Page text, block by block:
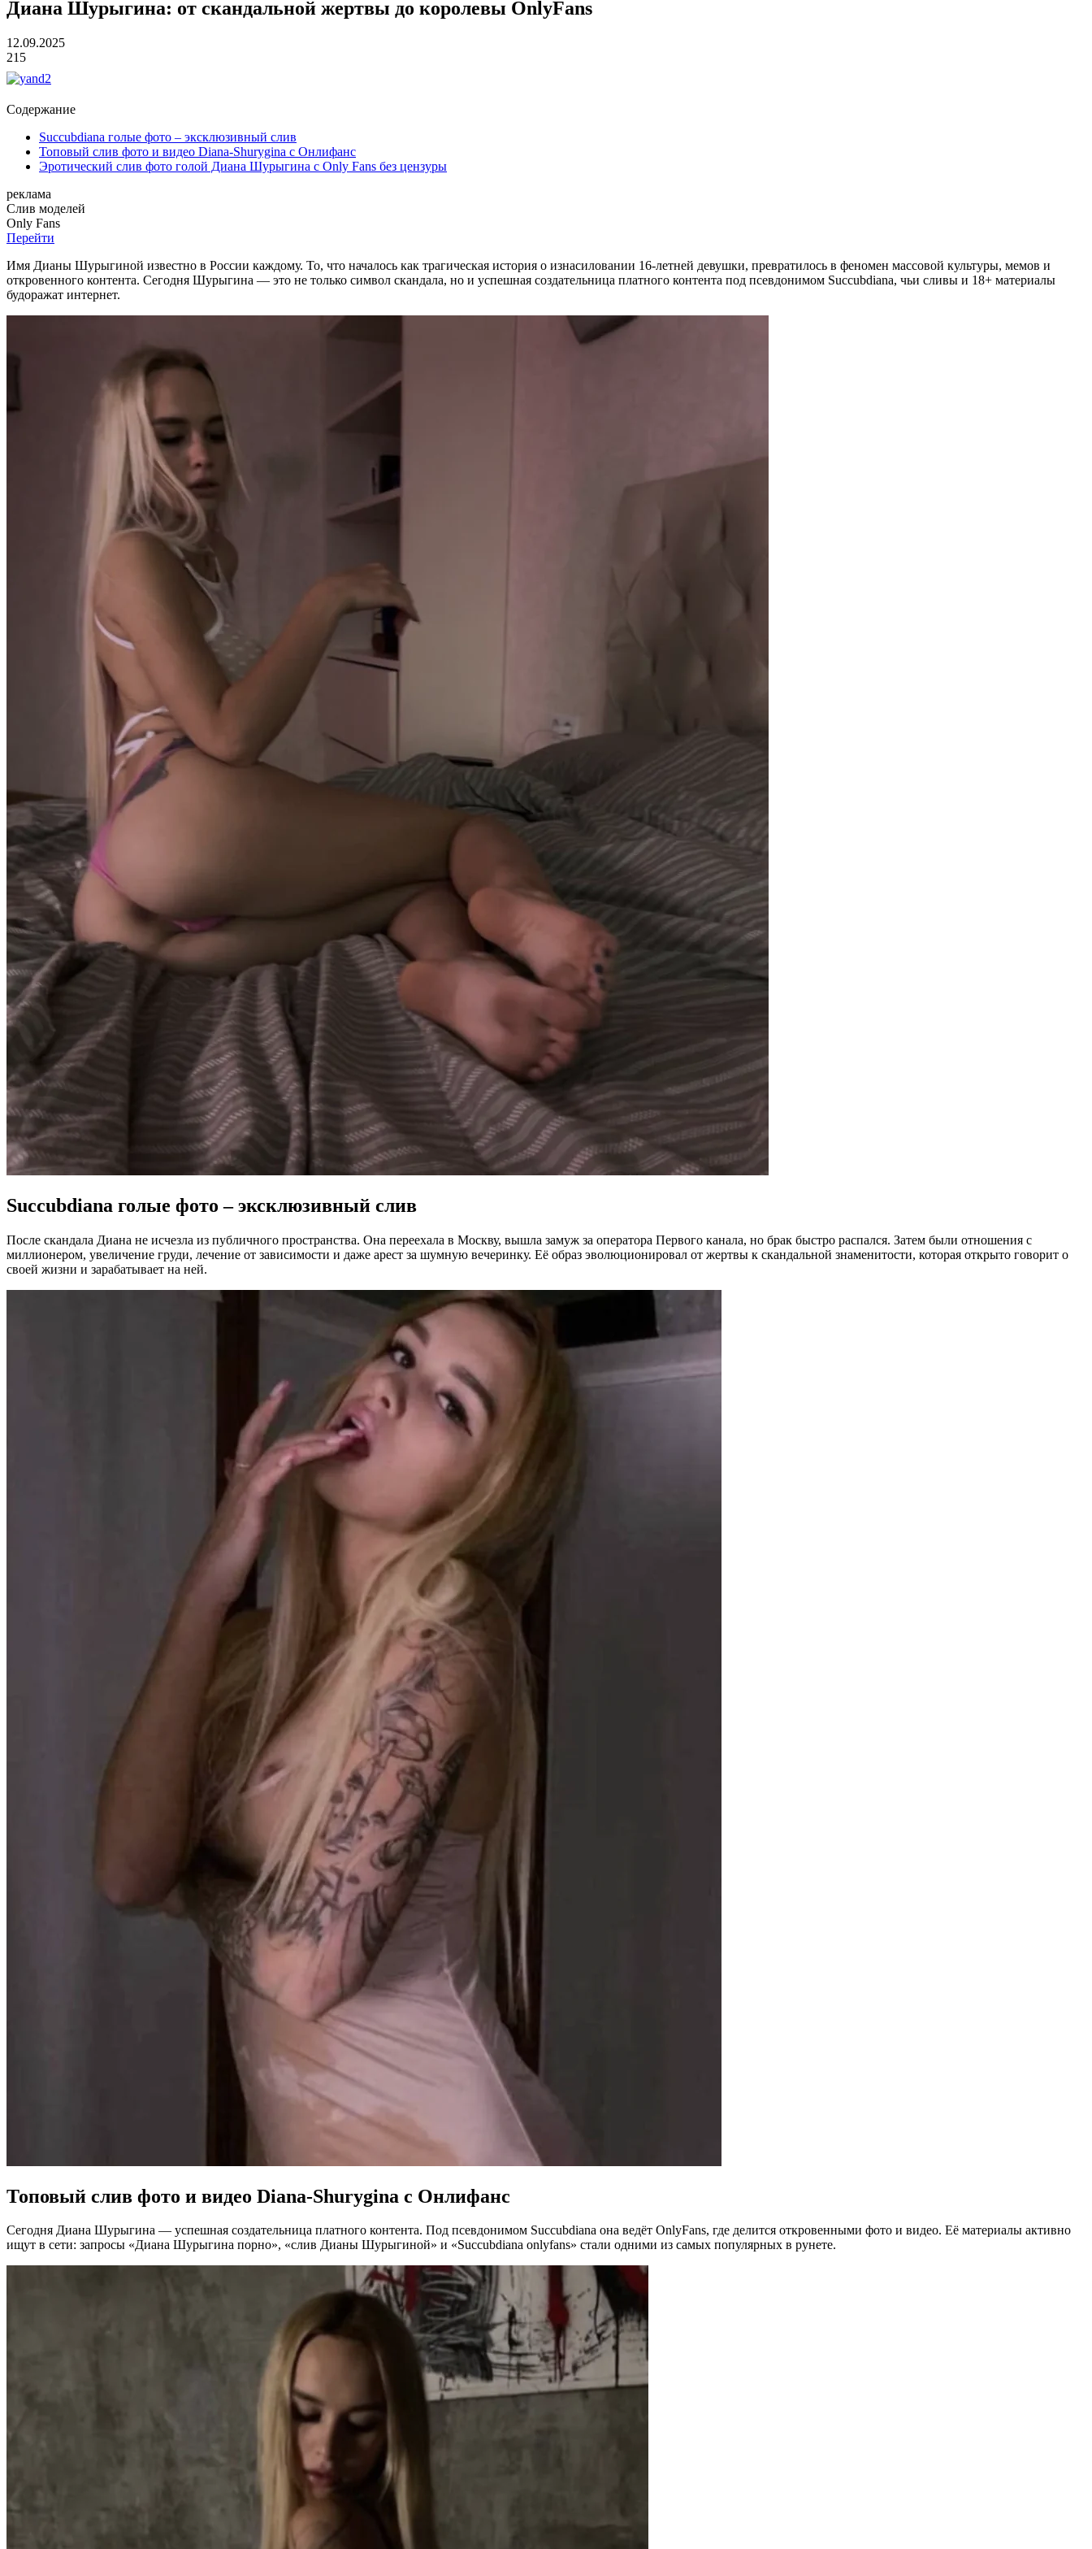
Диана Шурыгина: от скандальной жертвы до королевы OnlyFans
12.09.2025
215
Содержание
Succubdiana голые фото – эксклюзивный слив
Топовый слив фото и видео Diana-Shurygina с Онлифанс
Эротический слив фото голой Диана Шурыгина с Only Fans без цензуры
реклама
Слив моделей
Only Fans
Перейти
Имя Дианы Шурыгиной известно в России каждому. То, что началось как трагическая история о изнасиловании 16-летней девушки, превратилось в феномен массовой культуры, мемов и
откровенного контента. Сегодня Шурыгина — это не только символ скандала, но и успешная создательница платного контента под псевдонимом Succubdiana, чьи сливы и 18+ материалы
будоражат интернет.
Succubdiana голые фото – эксклюзивный слив
После скандала Диана не исчезла из публичного пространства. Она переехала в Москву, вышла замуж за оператора Первого канала, но брак быстро распался. Затем были отношения с
миллионером, увеличение груди, лечение от зависимости и даже арест за шумную вечеринку. Её образ эволюционировал от жертвы к скандальной знаменитости, которая открыто говорит о
своей жизни и зарабатывает на ней.
Топовый слив фото и видео Diana-Shurygina с Онлифанс
Сегодня Диана Шурыгина — успешная создательница платного контента. Под псевдонимом Succubdiana она ведёт OnlyFans, где делится откровенными фото и видео. Её материалы активно
ищут в сети: запросы «Диана Шурыгина порно», «слив Дианы Шурыгиной» и «Succubdiana onlyfans» стали одними из самых популярных в рунете.